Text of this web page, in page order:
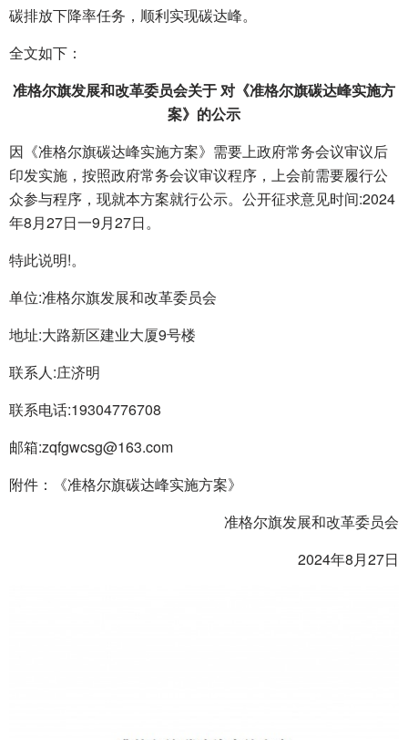
碳排放下降率任务，顺利实现碳达峰。
全文如下：
准格尔旗发展和改革委员会关于 对《准格尔旗碳达峰实施方
案》的公示
因《准格尔旗碳达峰实施方案》需要上政府常务会议审议后
印发实施，按照政府常务会议审议程序，上会前需要履行公
众参与程序，现就本方案就行公示。公开征求意见时间:2024
年8月27日一9月27日。
特此说明!。
单位:准格尔旗发展和改革委员会
地址:大路新区建业大厦9号楼
联系人:庄济明
联系电话:19304776708
邮箱:zqfgwcsg@163.com
附件：《准格尔旗碳达峰实施方案》
准格尔旗发展和改革委员会
2024年8月27日